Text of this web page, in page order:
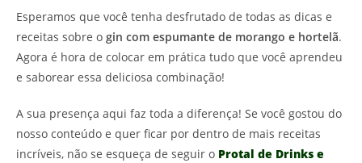
Esperamos que você tenha desfrutado de todas as dicas e
receitas sobre o gin com espumante de morango e hortelã.
Agora é hora de colocar em prática tudo que você aprendeu
e saborear essa deliciosa combinação!
A sua presença aqui faz toda a diferença! Se você gostou do
nosso conteúdo e quer ficar por dentro de mais receitas
incríveis, não se esqueça de seguir o Protal de Drinks e